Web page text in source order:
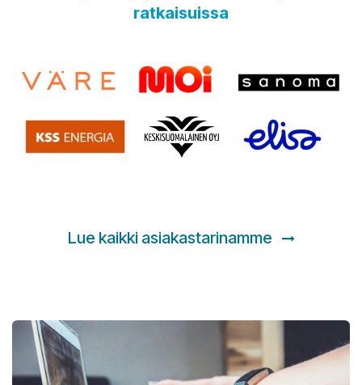
ratkaisuissa
Lue kaikki asiakastarinamme